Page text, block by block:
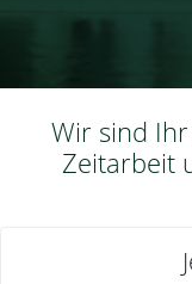
Wir sind
Zeitarbeit